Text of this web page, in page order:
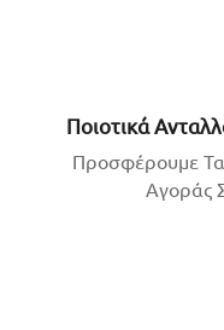
ποιότητα χρωμάτων ή
κατασκευαστικές
Ποιοτικά
Προσφέρουμε Τα
Αγοράς